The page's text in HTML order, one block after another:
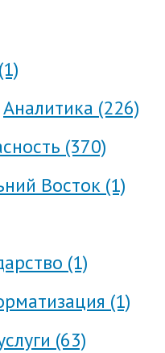
Аналитика (226)
(370)
Восток (1)
(1)
(1)
(63)